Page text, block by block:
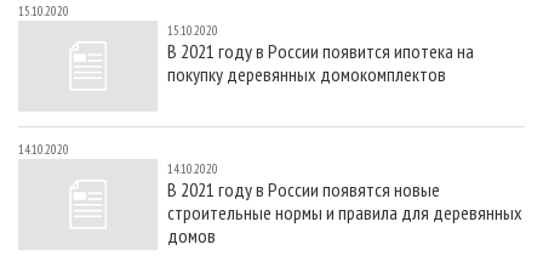
15.10.2020
15.10.2020
В 2021 году в России появится ипотека на
покупку деревянных домокомплектов
14.10.2020
14.10.2020
В 2021 году в России появятся новые
строительные нормы и правила для деревянных
домов